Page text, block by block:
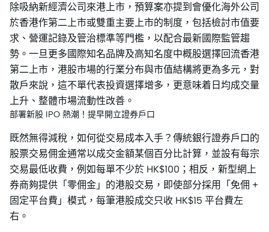
除吸納新經濟公司來港上市，預算案亦提到會優化海外公司
於香港作第二上市或雙重主要上市的制度，包括檢討市值要
求、營運記錄及管治標準等門檻，以配合最新國際監管趨
勢。一旦更多國際知名品牌及高知名度中概股選擇回流香港
第二上市，港股市場的行業分布與市值結構將更為多元，對
散戶來說，這不單代表投資選擇增多，更意味着日均成交量
上升、整體市場流動性改善。
部署新股 IPO 熱潮！提早開立證券戶口
既然無得減稅，如何從交易成本入手？傳統銀行證券戶口的
股票交易佣金通常以成交金額某個百分比計算，並設有每宗
交易最低收費，例如每單不少於 HK$100；相反，新型網上
券商夠提供「零佣金」的港股交易，即使部分採用「免佣 +
固定平台費」模式，每筆港股成交只收 HK$15 平台費左
右。